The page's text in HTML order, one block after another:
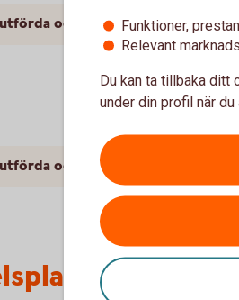
och vidarebefordrade
och vidarebefordrade
Funktioner,
Relevant
Du kan ta tillbaka ditt
under din profil när du